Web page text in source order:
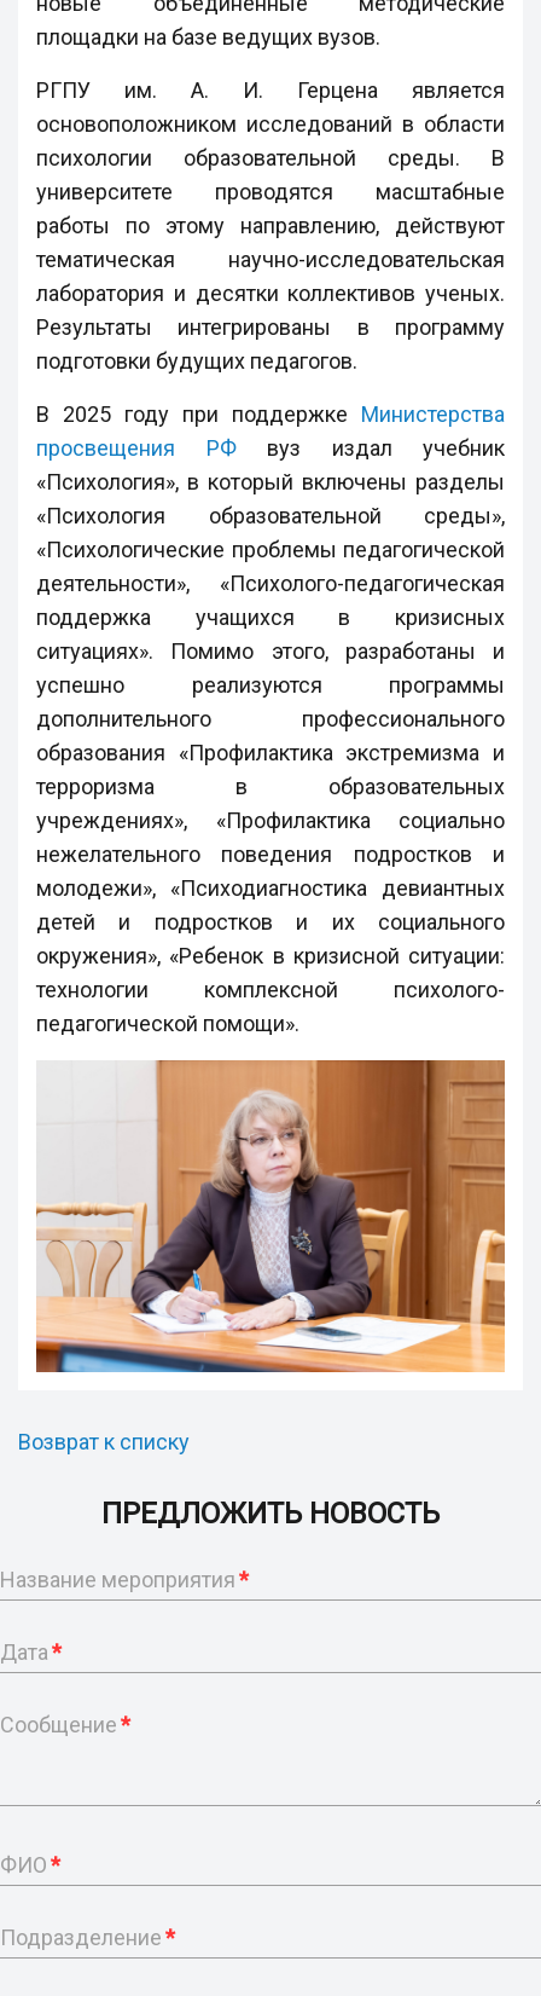
площадки на базе ведущих вузов.
РГПУ им. А. И. Герцена является
основоположником исследований в области
психологии образовательной среды. В
университете проводятся масштабные
работы по этому направлению, действуют
тематическая научно-исследовательская
лаборатория и десятки коллективов ученых.
Результаты интегрированы в программу
подготовки будущих педагогов.
В 2025 году при поддержке Министерства
просвещения РФвуз издал учебник
«Психология», в который включены разделы
«Психология образовательной среды»,
«Психологические проблемы педагогической
деятельности», «Психолого-педагогическая
поддержка учащихся в кризисных
ситуациях». Помимо этого, разработаны и
успешно реализуются программы
дополнительного профессионального
образования «Профилактика экстремизма и
терроризма в образовательных
учреждениях», «Профилактика социально
нежелательного поведения подростков и
молодежи», «Психодиагностика девиантных
детей и подростков и их социального
окружения», «Ребенок в кризисной ситуации:
технологии комплексной психолого-
педагогической помощи».
Возврат к списку
ПРЕДЛОЖИТЬ НОВОСТЬ
Название мероприятия*
Дата*
Сообщение*
ФИО*
Подразделение*